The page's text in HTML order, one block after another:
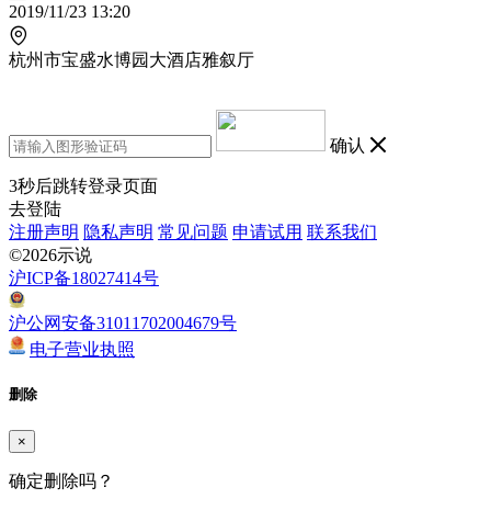
2019/11/23 13:20
杭州市宝盛水博园大酒店雅叙厅
确认
3秒后跳转登录页面
去登陆
注册声明 隐私声明 常见问题 申请试用 联系我们
©2026示说
沪ICP备18027414号
沪公网安备31011702004679号
电子营业执照
删除
×
确定删除吗？